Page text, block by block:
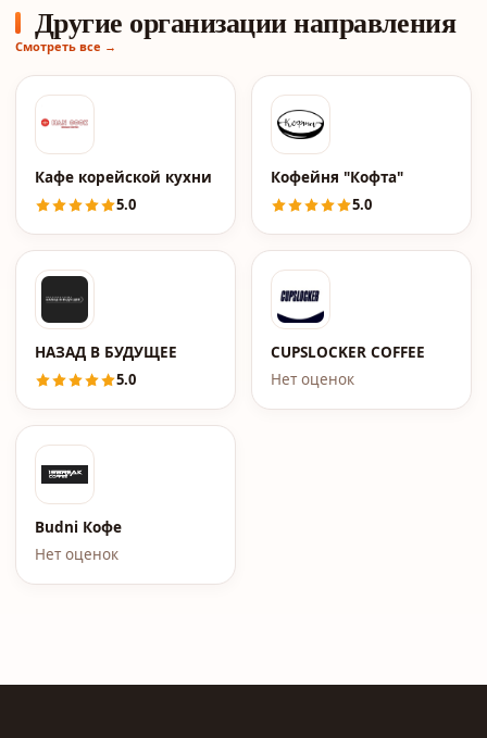
Другие организации направления
Смотреть все →
Кафе корейской кухни HAN COOK в ТЦ Авиапарк
5.0
Кофейня "Кофта"
5.0
НАЗАД В БУДУЩЕЕ
5.0
CUPSLOCKER COFFEE
Нет оценок
Budni Кофе
Нет оценок